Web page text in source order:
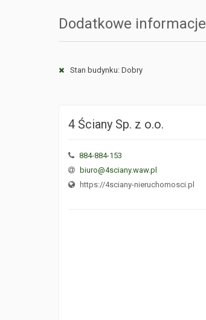
Dodatkowe informacje
Stan budynku: Dobry
4 Ściany Sp. z o.o.
884-884-153
biuro@4sciany.waw.pl
https://4sciany-nieruchomosci.pl